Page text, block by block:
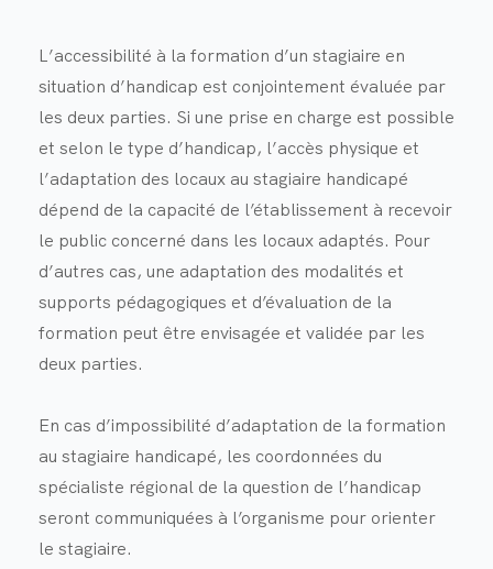
L’accessibilité à la formation d’un stagiaire en
situation d’handicap est conjointement évaluée par
les deux parties. Si une prise en charge est possible
et selon le type d’handicap, l’accès physique et
l’adaptation des locaux au stagiaire handicapé
dépend de la capacité de l’établissement à recevoir
le public concerné dans les locaux adaptés. Pour
d’autres cas, une adaptation des modalités et
supports pédagogiques et d’évaluation de la
formation peut être envisagée et validée par les
deux parties.
En cas d’impossibilité d’adaptation de la formation
au stagiaire handicapé, les coordonnées du
spécialiste régional de la question de l’handicap
seront communiquées à l’organisme pour orienter
le stagiaire.